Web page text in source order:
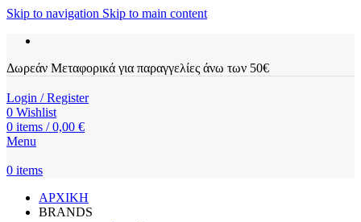
Skip to navigation Skip to main content
Δωρεάν Μεταφορικά για παραγγελίες άνω των 50€
Login / Register
0 Wishlist
0 items / 0,00 €
Menu
0 items
ΑΡΧΙΚΗ
BRANDS